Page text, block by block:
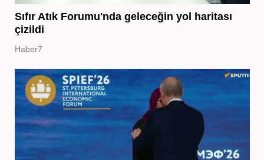
Sıfır Atık Forumu'nda geleceğin yol haritası
çizildi
Haber7